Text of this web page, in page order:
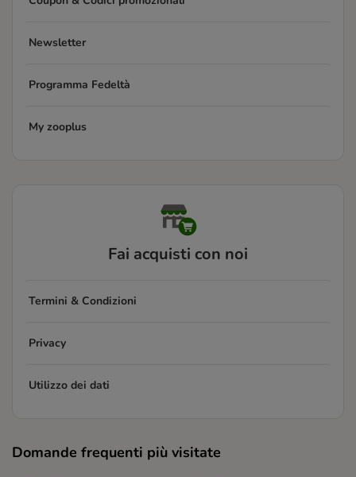
Newsletter
Programma Fedeltà
My zooplus
Fai acquisti con noi
Termini & Condizioni
Privacy
Utilizzo dei dati
Domande frequenti più visitate